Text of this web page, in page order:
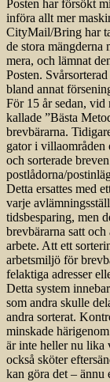
Posten har försökt
införa allt mer
CityMail/Bring har
de stora mängderna
mera, och lämnat
Posten.
bland annat
För 15 år sedan, vid
kallade ”Bästa
brevbärarna.
gator i villaområden
och sorterade
postlådorna/
Detta ersattes med
varje
tidsbesparing, men
brevbärarna satt och
arbete. Att ett
arbetsmiljö för
felaktiga adresser
Detta system
som andra skulle
andra sorterat.
minskade
är inte heller nu lika
också sköter
kan göra det – ännu